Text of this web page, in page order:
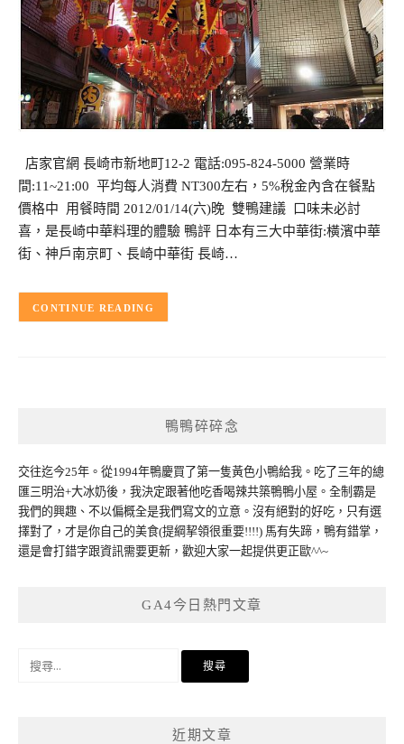
店家官網 長崎市新地町12-2 電話:095-824-5000 營業時
間:11~21:00 平均每人消費 NT300左右，5%稅金內含在餐點
價格中 用餐時間 2012/01/14(六)晚 雙鴨建議 口味未必討
喜，是長崎中華料理的體驗 鴨評 日本有三大中華街:橫濱中華
街、神戶南京町、長崎中華街 長崎…
CONTINUE READING
鴨鴨碎碎念
交往迄今25年。從1994年鴨慶買了第一隻黃色小鴨給我。吃了三年的總
匯三明治+大冰奶後，我決定跟著他吃香喝辣共築鴨鴨小屋。全制霸是
我們的興趣、不以偏概全是我們寫文的立意。沒有絕對的好吃，只有選
擇對了，才是你自己的美食(提綱挈領很重要!!!!) 馬有失蹄，鴨有錯掌，
還是會打錯字跟資訊需要更新，歡迎大家一起提供更正歐^^~
GA4今日熱門文章
近期文章